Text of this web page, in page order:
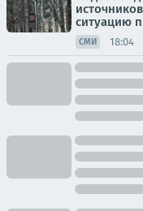
ситуацию
СМИ 18:04